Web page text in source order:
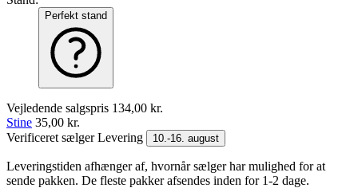
Perfekt stand
Vejledende salgspris 134,00 kr.
Stine 35,00 kr.
Verificeret sælgerLevering 10.-16. august
Leveringstiden afhænger af, hvornår sælger har mulighed for at
sende pakken. De fleste pakker afsendes inden for 1-2 dage.